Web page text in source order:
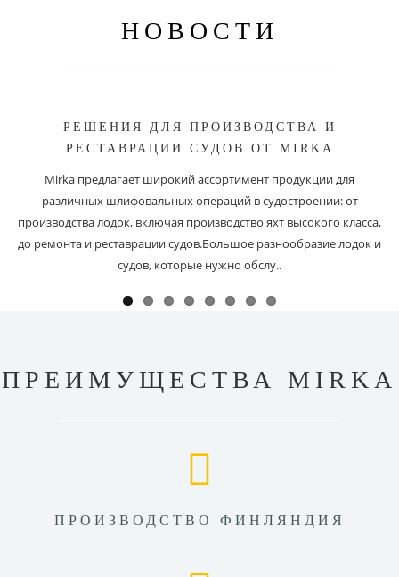
НОВОСТИ
РЕШЕНИЯ ДЛЯ ПРОИЗВОДСТВА И
РЕСТАВРАЦИИ СУДОВ ОТ MIRKA
Mirka предлагает широкий ассортимент продукции для
различных шлифовальных операций в судостроении: от
производства лодок, включая производство яхт высокого класса,
до ремонта и реставрации судов.Большое разнообразие лодок и
судов, которые нужно обслу..
ПРЕИМУЩЕСТВА MIRKA
ПРОИЗВОДСТВО ФИНЛЯНДИЯ